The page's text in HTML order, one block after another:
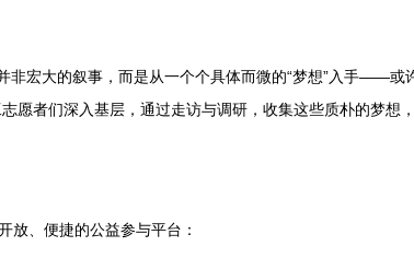
非宏大的叙事，而是从一个个具体而微的“梦想”入手——或
愿者们深入基层，通过走访与调研，收集这些质朴的梦想
放、便捷的公益参与平台：